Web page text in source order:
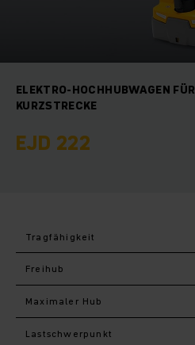
ELEKTRO-HOCHHUBWAGEN FÜR
KURZSTRECKE
EJD 222
Tragfähigkeit
Freihub
Maximaler Hub
Last­schwerpunkt